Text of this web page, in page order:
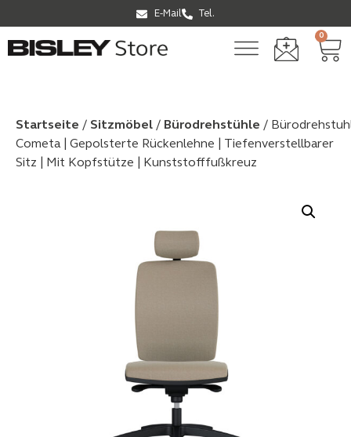
E-Mail Tel.
0
Startseite / Sitzmöbel / Bürodrehstühle /
Cometa | Gepolsterte Rückenlehne | Tiefenverstellbarer
Sitz | Mit Kopfstütze | Kunststofffußkreuz